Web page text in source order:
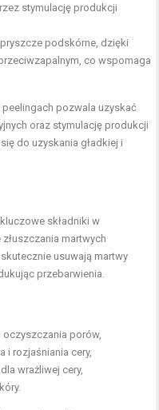
stymulację produkcji
pryszcze podskórne , dzięki
co wspomaga
pozwala uzyskać
oraz stymulację produkcji
do uzyskania gładkiej i
składniki w
martwych
usuwają martwy
przebarwienia.
porów,
i rozjaśniania cery,
wrażliwej cery,